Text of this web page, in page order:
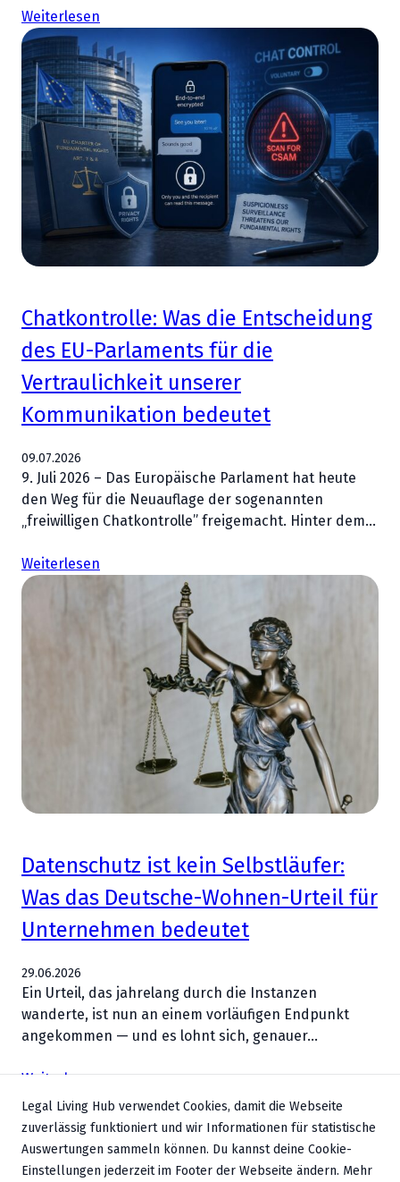
Weiterlesen
Chatkontrolle: Was die Entscheidung
des EU-Parlaments für die
Vertraulichkeit unserer
Kommunikation bedeutet
09.07.2026
9. Juli 2026 – Das Europäische Parlament hat heute
den Weg für die Neuauflage der sogenannten
„freiwilligen Chatkontrolle” freigemacht. Hinter dem…
Weiterlesen
Datenschutz ist kein Selbstläufer:
Was das Deutsche-Wohnen-Urteil für
Unternehmen bedeutet
29.06.2026
Ein Urteil, das jahrelang durch die Instanzen
wanderte, ist nun an einem vorläufigen Endpunkt
angekommen — und es lohnt sich, genauer…
Weiterlesen
Legal Living Hub verwendet Cookies, damit die Webseite
zuverlässig funktioniert und wir Informationen für statistische
Auswertungen sammeln können. Du kannst deine Cookie-
Einstellungen jederzeit im Footer der Webseite ändern. Mehr